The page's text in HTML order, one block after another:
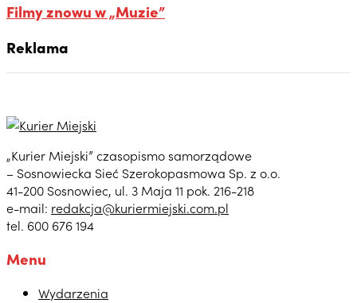
Filmy znowu w „Muzie”
Reklama
„Kurier Miejski” czasopismo samorządowe
– Sosnowiecka Sieć Szerokopasmowa Sp. z o.o.
41-200 Sosnowiec, ul. 3 Maja 11 pok. 216-218
e-mail: redakcja@kuriermiejski.com.pl
tel. 600 676 194
Menu
Wydarzenia